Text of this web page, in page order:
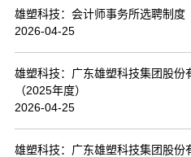
雄塑科技：会计师事务所选聘制度
2026-04-25
雄塑科技：广东雄塑科技集团股份
（2025年度）
2026-04-25
雄塑科技：广东雄塑科技集团股